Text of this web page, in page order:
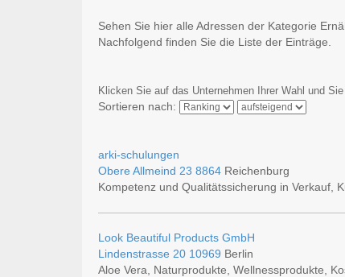
Sehen Sie hier alle Adressen der Kategorie
Nachfolgend finden Sie die Liste der Einträge.
Klicken Sie auf das Unternehmen Ihrer Wahl und
Sortieren nach:
arki-schulungen
Obere Allmeind 23 8864 Reichenburg
Kompetenz und Qualitätssicherung in Verkauf,
Look Beautiful Products GmbH
Lindenstrasse 20 10969 Berlin
Aloe Vera, Naturprodukte, Wellnessprodukte,